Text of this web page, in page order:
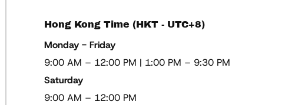
Hong Kong Time (HKT - UTC+8)
Monday - Friday
9:00 AM – 12:00 PM | 1:00 PM – 9:30 PM
Saturday
9:00 AM – 12:00 PM